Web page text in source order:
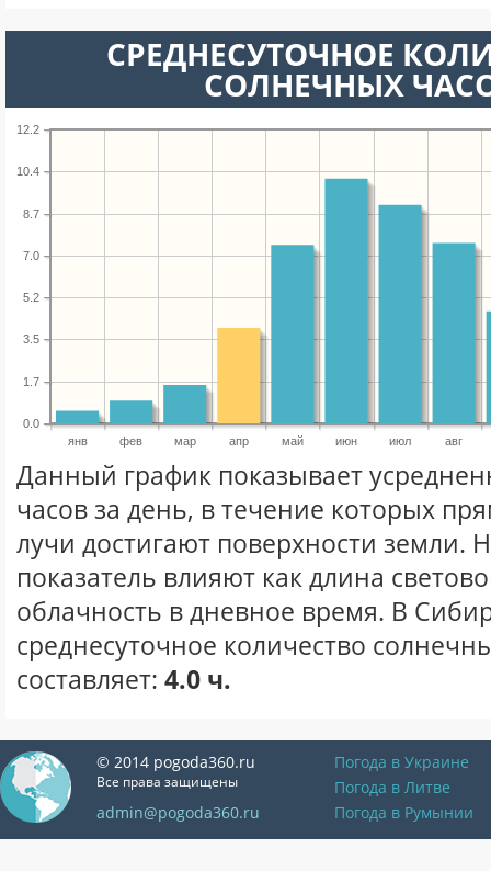
СРЕДНЕСУТОЧНОЕ
СОЛНЕЧНЫХ
янв фев мар апр май июн июл авг
0.0
1.7
3.5
5.2
7.0
8.7
10.4
12.2
Данный график показывает
часов за день, в течение которых
лучи достигают поверхности земли.
показатель влияют как длина
облачность в дневное время. В
среднесуточное количество
составляет: 4.0 ч.
© 2014 pogoda360.ru
Все права защищены
admin@pogoda360.ru
Погода в Украине
Погода в Литве
Погода в Румынии